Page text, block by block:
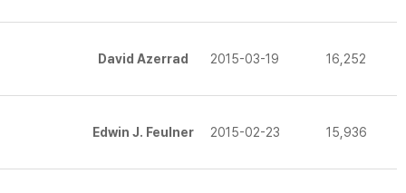
David Azerrad 2015-03-19 16,252
Edwin J. Feulner 2015-02-23 15,936